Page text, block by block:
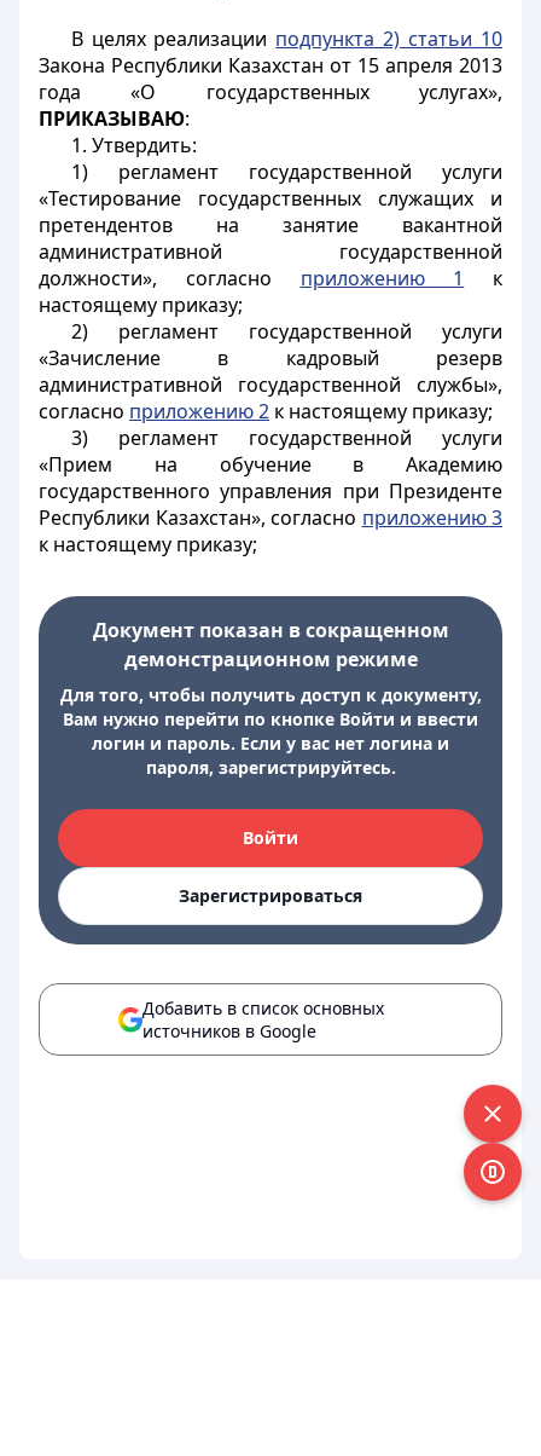
В целях реализации подпункта 2) статьи 10
Закона Республики Казахстан от 15 апреля 2013
года «О государственных услугах»,
ПРИКАЗЫВАЮ:
1. Утвердить:
1) регламент государственной услуги
«Тестирование государственных служащих и
претендентов на занятие вакантной
административной государственной
должности», согласно приложению 1
к
настоящему приказу;
2) регламент государственной услуги
«Зачисление в кадровый резерв
административной государственной службы»,
согласно приложению 2 к настоящему приказу;
3) регламент государственной услуги
«Прием на обучение в Академию
государственного управления при Президенте
Республики Казахстан», согласно приложению 3
к настоящему приказу;
Документ показан в сокращенном
демонстрационном режиме
Для того, чтобы получить доступ к документу,
Вам нужно перейти по кнопке Войти и ввести
логин и пароль. Если у вас нет логина и
пароля, зарегистрируйтесь.
Войти
Зарегистрироваться
Добавить в список основных
источников в Google